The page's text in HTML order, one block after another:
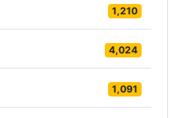
1,210
4,024
1,091